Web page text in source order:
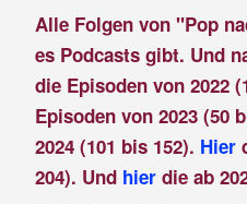
Alle Folgen von "Pop
es Podcasts gibt. Und
die Episoden von 2022
Episoden von 2023 (50
2024 (101 bis 152). Hier
204). Und hier die ab